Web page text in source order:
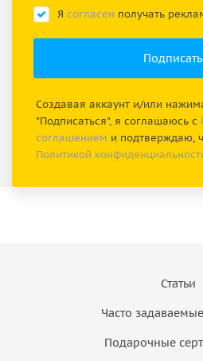
Я согласен получать
Создавая аккаунт и/или
"Подписаться", я соглашаюсь с
соглашением и подтверждаю,
Политикой
Статьи
Часто
Подарочные